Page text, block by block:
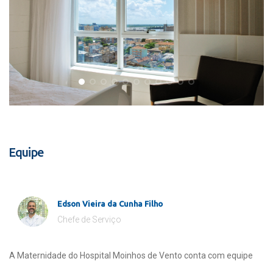
Equipe
Edson Vieira da Cunha Filho
Chefe de Serviço
A Maternidade do Hospital Moinhos de Vento conta com equipe